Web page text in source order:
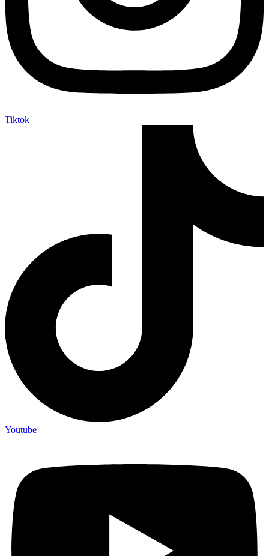
Tiktok
Youtube